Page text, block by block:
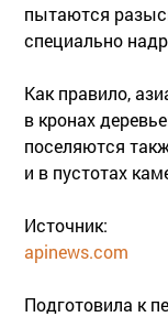
пытаются
специально
Как правило,
в кронах
поселяются
и в пустотах
Источник:
apinews.com
Подготовила к